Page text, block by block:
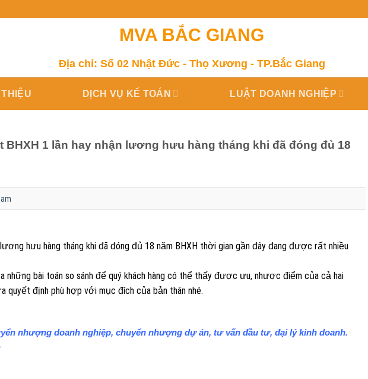
MVA BẮC GIANG
Địa chỉ: Số 02 Nhật Đức - Thọ Xương - TP.Bắc Giang
DỊCH VỤ KẾ TOÁN LUẬT DOANH NGHIỆP
BHXH 1 lần hay nhận lương hưu hàng tháng khi đã đóng đủ 18
hưu hàng tháng khi đã đóng đủ 18 năm BHXH thời gian gần đây đang được rất nhiều
những bài toán so sánh để quý khách hàng có thể thấy được ưu, nhược điểm của cả hai
định phù hợp với mục đích của bản thân nhé.
nhượng doanh nghiệp, chuyển nhượng dự án, tư vấn đầu tư, đại lý kinh doanh.